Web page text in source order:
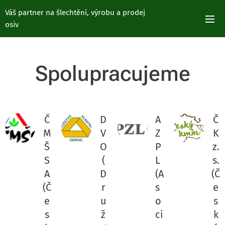
Váš partner na šlechtění, výrobu a prodej
osiv
Spolupracujeme
Č
M
Š
S
A
(Č
e
s
D
V
O
(
D
r
u
ž
A
Z
P
L
(A
s
o
ci
Č
K
z.
s.
(Č
e
s
k